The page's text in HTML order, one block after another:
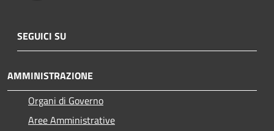
SEGUICI SU
AMMINISTRAZIONE
Organi di Governo
Aree Amministrative